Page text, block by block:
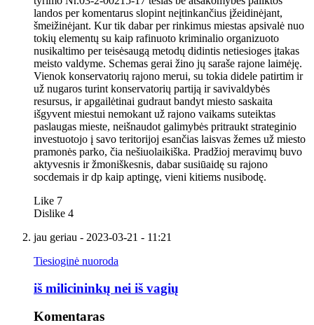
landos per komentarus slopint neįtinkančius įžeidinėjant,
šmeižinėjant. Kur tik dabar per rinkimus miestas apsivalė nuo
tokių elementų su kaip rafinuoto kriminalio organizuoto
nusikaltimo per teisėsaugą metodų didintis netiesioges įtakas
meisto valdyme. Schemas gerai žino jų saraše rajone laimėję.
Vienok konservatorių rajono merui, su tokia didele patirtim ir
už nugaros turint konservatorių partiją ir savivaldybės
resursus, ir apgailėtinai gudraut bandyt miesto saskaita
išgyvent miestui nemokant už rajono vaikams suteiktas
paslaugas mieste, neišnaudot galimybės pritraukt strateginio
investuotojo į savo teritorijoj esančias laisvas žemes už miesto
pramonės parko, čia nešiuolaikiška. Pradžioj meravimų buvo
aktyvesnis ir žmoniškesnis, dabar susiūaidę su rajono
socdemais ir dp kaip aptingę, vieni kitiems nusibodę.
Like 7
Dislike 4
jau geriau - 2023-03-21 - 11:21
Tiesioginė nuoroda
iš milicininkų nei iš vagių
Komentaras